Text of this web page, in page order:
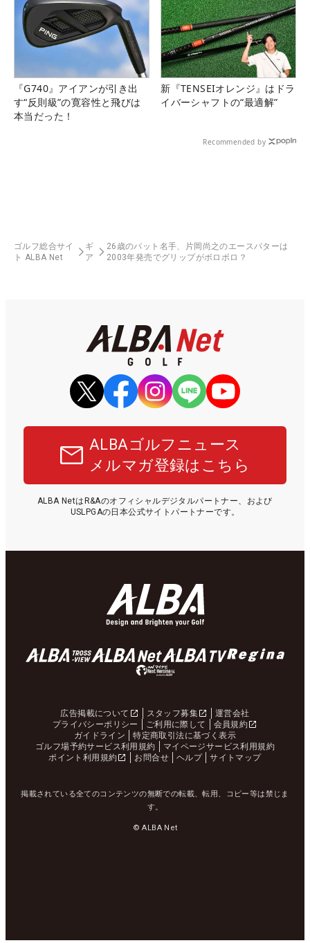
『G740』アイアンが引き出
す“反則級”の寛容性と飛びは
本当だった！
新『TENSEIオレンジ』はドラ
イバーシャフトの“最適解”
Recommended by
ゴルフ総合サイ
ト ALBA Net
ギ
ア
26歳のパット名手、片岡尚之のエースパターは
2003年発売でグリップがボロボロ？
ALBAゴルフニュース
メルマガ登録はこちら
ALBA NetはR&Aのオフィシャルデジタルパートナー、および
USLPGAの日本公式サイトパートナーです。
広告掲載について スタッフ募集
運営会社
プライバシーポリシー
ご利用に際して
会員規約
ガイドライン
特定商取引法に基づく表示
ゴルフ場予約サービス利用規約
マイページサービス利用規約
ポイント利用規約
お問合せ ヘルプ サイトマップ
掲載されている全てのコンテンツの無断での転載、転用、コピー等は禁じま
す。
© ALBA Net